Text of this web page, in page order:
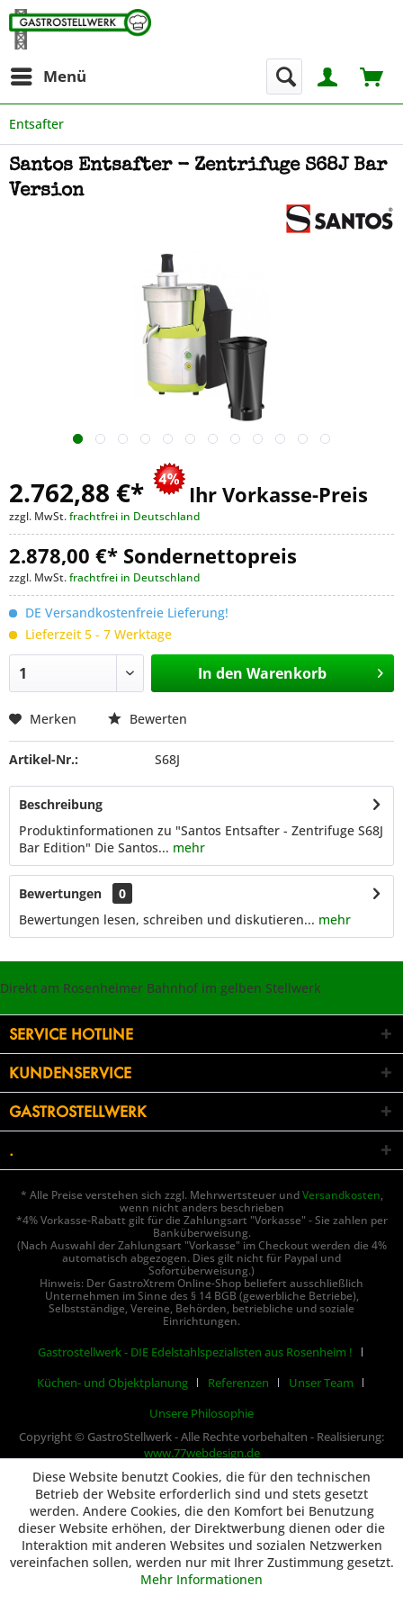
Menü
Entsafter
Santos Entsafter - Zentrifuge S68J Bar
Version
2.762,88 €* Ihr Vorkasse-Preis
zzgl. MwSt.frachtfrei in Deutschland
2.878,00 €* Sondernettopreis
zzgl. MwSt.frachtfrei in Deutschland
DE Versandkostenfreie Lieferung!
Lieferzeit 5 - 7 Werktage
In den Warenkorb
Merken Bewerten
Artikel-Nr.: S68J
Beschreibung
Produktinformationen zu "Santos Entsafter - Zentrifuge S68J
Bar Edition" Die Santos... mehr
Bewertungen
0
Bewertungen lesen, schreiben und diskutieren... mehr
Direkt am Rosenheimer Bahnhof im gelben Stellwerk
SERVICE HOTLINE
KUNDENSERVICE
GASTROSTELLWERK
.
* Alle Preise verstehen sich zzgl. Mehrwertsteuer undVersandkosten,
wenn nicht anders beschrieben
*4% Vorkasse-Rabatt gilt für die Zahlungsart "Vorkasse" - Sie zahlen per
Banküberweisung.
(Nach Auswahl der Zahlungsart "Vorkasse" im Checkout werden die 4%
automatisch abgezogen. Dies gilt nicht für Paypal und
Sofortüberweisung.)
Hinweis: Der GastroXtrem Online-Shop beliefert ausschließlich
Unternehmen im Sinne des § 14 BGB (gewerbliche Betriebe),
Selbstständige, Vereine, Behörden, betriebliche und soziale
Einrichtungen.
Gastrostellwerk - DIE Edelstahlspezialisten aus Rosenheim !
Küchen- und Objektplanung
Referenzen
Unser Team
Unsere Philosophie
Copyright © GastroStellwerk - Alle Rechte vorbehalten - Realisierung:
www.77webdesign.de
Diese Website benutzt Cookies, die für den technischen
Betrieb der Website erforderlich sind und stets gesetzt
werden. Andere Cookies, die den Komfort bei Benutzung
dieser Website erhöhen, der Direktwerbung dienen oder die
Interaktion mit anderen Websites und sozialen Netzwerken
vereinfachen sollen, werden nur mit Ihrer Zustimmung gesetzt.
Mehr Informationen